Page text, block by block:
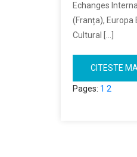
Echanges
(Franța), Europa
Cultural […]
CITESTE
Pages: 1 2